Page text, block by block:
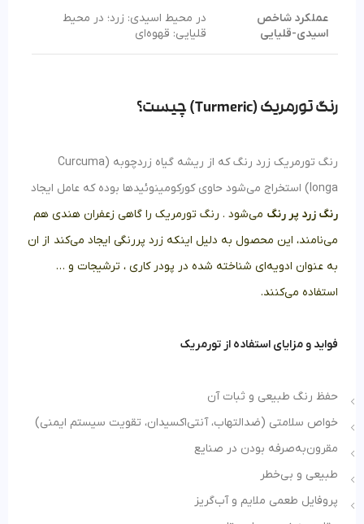
عملکرد شاخص
اسیدی-قلیایی
در محیط اسیدی: زرد؛ در محیط
قلیایی: قهوه‌ای
رنگ تورمریک (Turmeric) چیست؟
رنگ تورمریک زرد رنگ که از ریشه گیاه زردچوبه (Curcuma
longa) استخراج می‌شود حاوی کورکومینوئیدها بوده که عامل ایجاد
رنگ زرد پر رنگ می‌شود . رنگ تورمریک را گاهی زعفران هندی هم
می‌نامند، این محصول به دلیل اینکه زرد پررنگی ایجاد می‌کند از ان
به عنوان ادویه‌ای شناخته شده در پودر کاری ، ترشیجات و …
استفاده می‌کنند.
فواید و مزایای استفاده از تورمریک
حفظ رنگ طبیعی و ثبات آن
خواص سلامتی (ضدالتهاب، آنتی‌اکسیدان، تقویت سیستم ایمنی)
مقرون‌به‌صرفه بودن در صنایع
طبیعی و بی‌خطر
پروفایل طعمی ملایم و آب‌گریز